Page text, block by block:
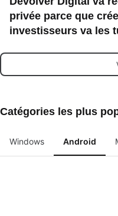
privée parce que
investisseurs va les
Catégories les plus
Windows Android